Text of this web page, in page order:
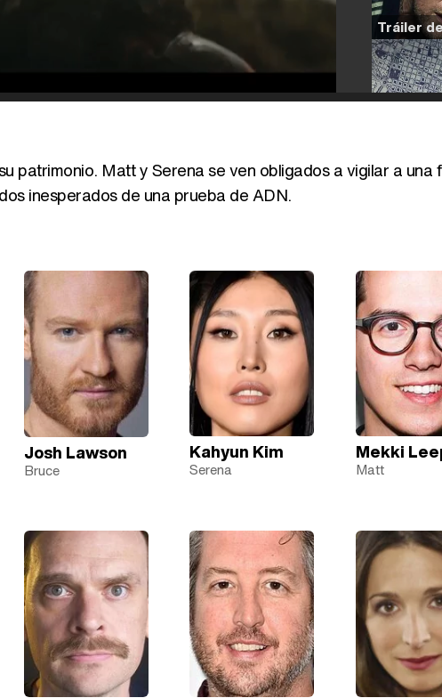
patrimonio. Matt y Serena se ven obligados a vigilar a una
inesperados de una prueba de ADN.
Josh Lawson
Bruce
Kahyun Kim
Serena
Mekki
Matt